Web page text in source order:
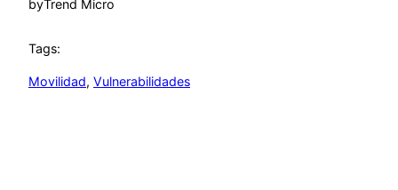
byTrend Micro
Tags:
Movilidad, Vulnerabilidades